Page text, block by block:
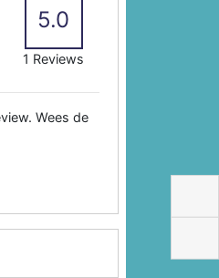
5.0
1 Reviews
Wees de